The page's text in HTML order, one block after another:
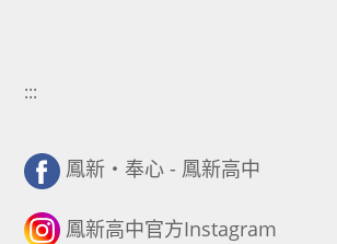
:::
鳳新・奉心 - 鳳新高中
鳳新高中官方Instagram